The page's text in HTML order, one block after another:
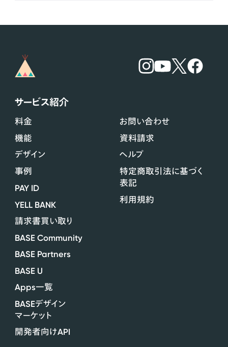
サービス紹介
料金
機能
デザイン
事例
PAY ID
YELL BANK
請求書買い取り
BASE Community
BASE Partners
BASE U
Apps一覧
BASEデザイン
マーケット
開発者向けAPI
お問い合わせ
資料請求
ヘルプ
特定商取引法に基づく
表記
利用規約